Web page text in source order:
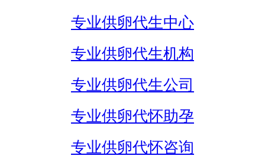
专业供卵代生中心
专业供卵代生机构
专业供卵代生公司
专业供卵代怀助孕
专业供卵代怀咨询